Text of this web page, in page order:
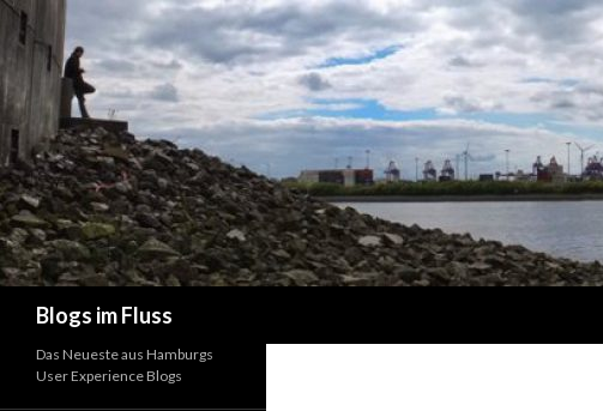
Blogs im Fluss
Das Neueste aus Hamburgs
User Experience Blogs